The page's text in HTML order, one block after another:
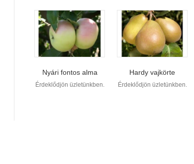
Nyári fontos alma
Érdeklődjön üzletünkben.
Hardy vajkörte
Érdeklődjön üzletünkben.